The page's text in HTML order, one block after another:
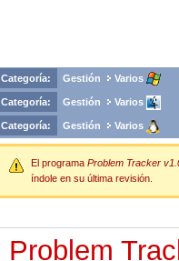
Categoría: Gestión Varios
Categoría: Gestión Varios
Categoría: Gestión Varios
El programa Problem Tracker
índole en su última revisión.
Problem